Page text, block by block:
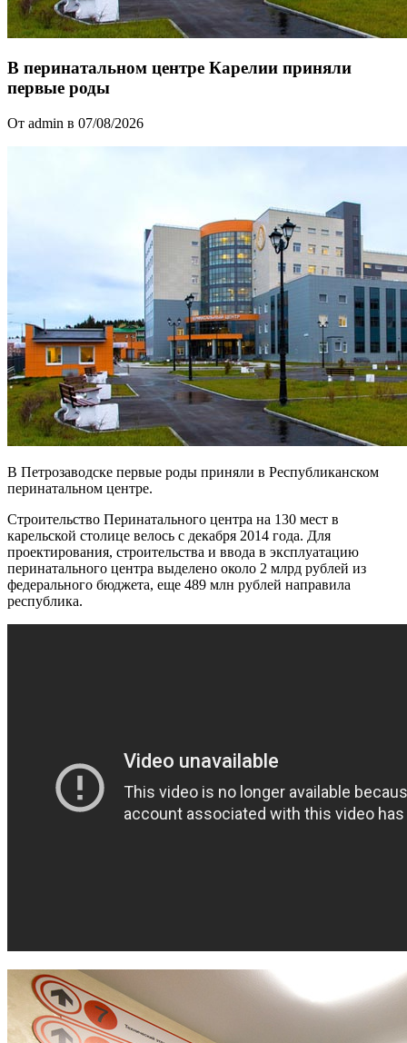
В перинатальном центре Карелии приняли
первые роды
От admin в 07/08/2026
В Петрозаводске первые роды приняли в Республиканском
перинатальном центре.
Строительство Перинатального центра на 130 мест в
карельской столице велось с декабря 2014 года. Для
проектирования, строительства и ввода в эксплуатацию
перинатального центра выделено около 2 млрд рублей из
федерального бюджета, еще 489 млн рублей направила
республика.